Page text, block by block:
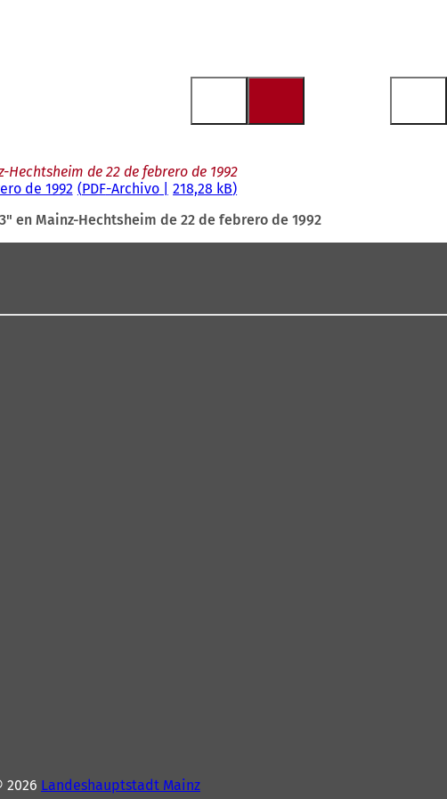
de 22 de febrero de 1992
de 1992 PDF-Archivo 218,28 kB
en Mainz-Hechtsheim de 22 de febrero de 1992
2026 Landeshauptstadt Mainz